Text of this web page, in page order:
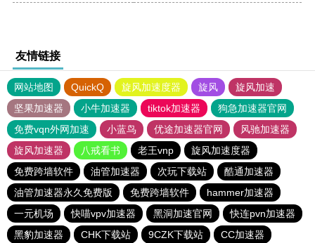
友情链接
网站地图 QuickQ 旋风加速度器 旋风
旋风加速
坚果加速器
小牛加速器 tiktok加速器
狗急加速器官网
免费vqn外网加速
小蓝鸟 优途加速器官网
风驰加速器
旋风加速器
八戒看书 老王vnp
旋风加速度器
免费跨墙软件
油管加速器 次玩下载站
酷通加速器
油管加速器永久免费版
免费跨墙软件
hammer加速器
一元机场
快喵vpv加速器 黑洞加速官网
快连pvn加速器
黑豹加速器
CHK下载站 9CZK下载站 CC加速器